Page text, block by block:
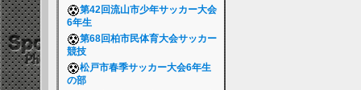
第42回流山市少年サッカー大会
6年生
第68回柏市民体育大会サッカー
競技
松戸市春季サッカー大会6年生
の部